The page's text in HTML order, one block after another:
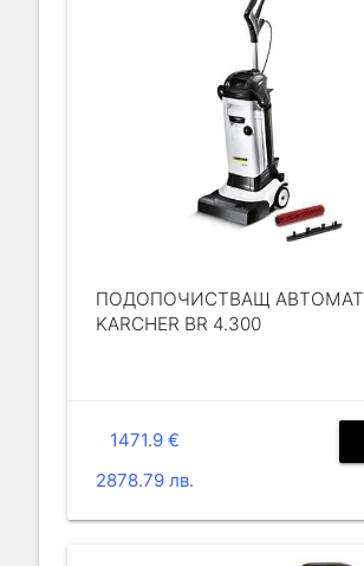
ПОДОПОЧИСТВАЩ АВТОМАТ
KARCHER BR 4.300
1471.9 €
2878.79 лв.